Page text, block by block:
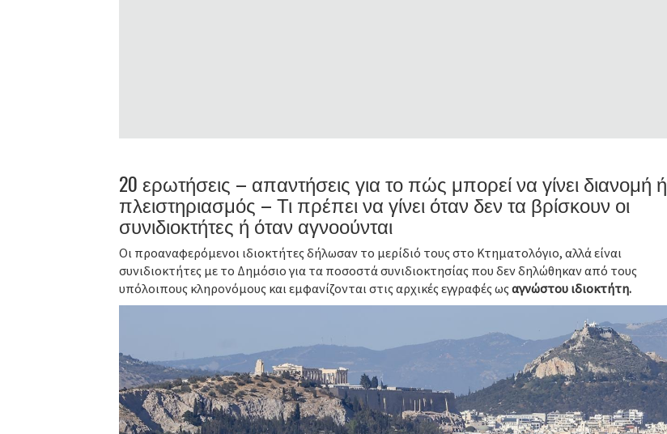
20 ερωτήσεις – απαντήσεις για το πώς μπορεί να γίνει διανομή ή
πλειστηριασμός – Τι πρέπει να γίνει όταν δεν τα βρίσκουν οι
συνιδιοκτήτες ή όταν αγνοούνται
Οι προαναφερόμενοι ιδιοκτήτες δήλωσαν το μερίδιό τους στο Κτηματολόγιο, αλλά είναι
συνιδιοκτήτες με το Δημόσιο για τα ποσοστά συνιδιοκτησίας που δεν δηλώθηκαν από τους
υπόλοιπους κληρονόμους και εμφανίζονται στις αρχικές εγγραφές ωςαγνώστου ιδιοκτήτη.